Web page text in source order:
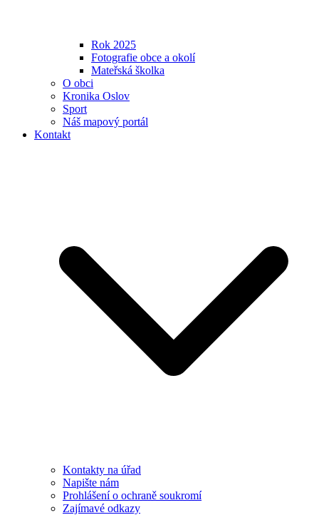
Rok 2025
Fotografie obce a okolí
Mateřská školka
O obci
Kronika Oslov
Sport
Náš mapový portál
Kontakt
Kontakty na úřad
Napište nám
Prohlášení o ochraně soukromí
Zajímavé odkazy